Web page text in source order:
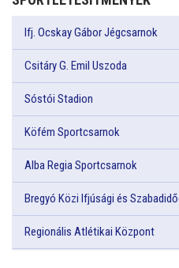
Ifj. Ocskay Gábor Jégcsarnok
Csitáry G. Emil Uszoda
Sóstói Stadion
Köfém Sportcsarnok
Alba Regia Sportcsarnok
Bregyó Közi Ifjúsági és
Regionális Atlétikai Központ